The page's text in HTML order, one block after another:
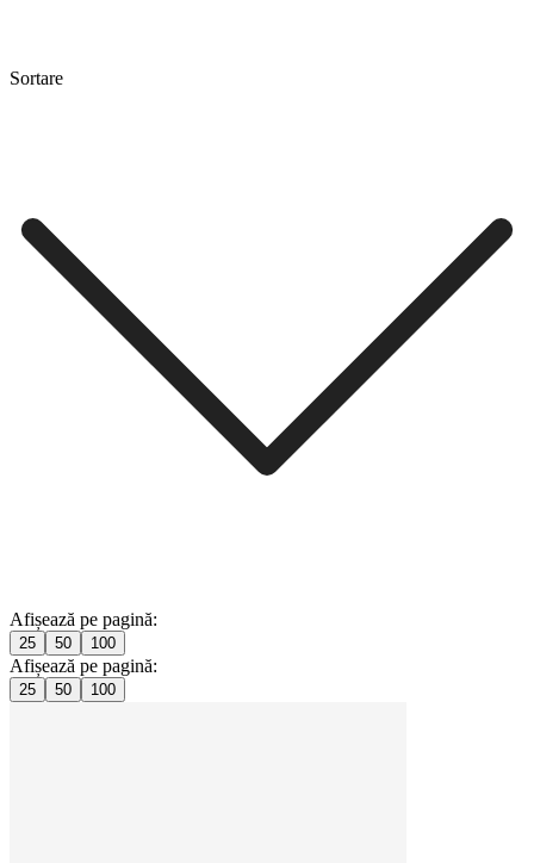
Sortare
Afișează pe pagină:
25 50 100
Afișează pe pagină:
25 50 100